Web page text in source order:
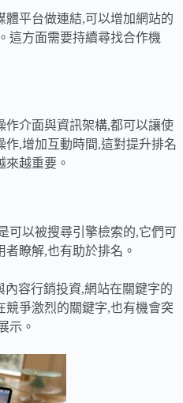
平台做連結,可以增加網站的
這方面需要持續尋找合作機
作介面與資訊架構,都可以讓使
,增加互動時間,這對提升排名
越重要。
可以被搜尋引擎檢索的,它們可
瞭解,也有助於排名。
容行銷投資,網站在關鍵字的
競爭激烈的關鍵字,也有機會突
示。